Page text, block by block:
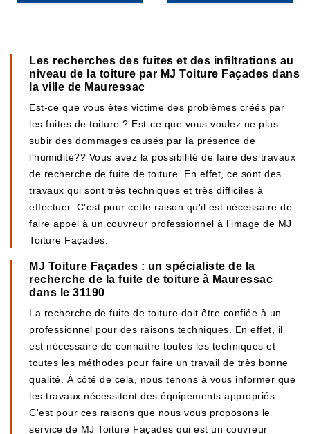
Les recherches des fuites et des infiltrations au
niveau de la toiture par MJ Toiture Façades dans
la ville de Mauressac
Est-ce que vous êtes victime des problèmes créés par
les fuites de toiture ? Est-ce que vous voulez ne plus
subir des dommages causés par la présence de
l'humidité?? Vous avez la possibilité de faire des travaux
de recherche de fuite de toiture. En effet, ce sont des
travaux qui sont très techniques et très difficiles à
effectuer. C'est pour cette raison qu'il est nécessaire de
faire appel à un couvreur professionnel à l'image de MJ
Toiture Façades.
MJ Toiture Façades : un spécialiste de la
recherche de la fuite de toiture à Mauressac
dans le 31190
La recherche de fuite de toiture doit être confiée à un
professionnel pour des raisons techniques. En effet, il
est nécessaire de connaître toutes les techniques et
toutes les méthodes pour faire un travail de très bonne
qualité. À côté de cela, nous tenons à vous informer que
les travaux nécessitent des équipements appropriés.
C'est pour ces raisons que nous vous proposons le
service de MJ Toiture Façades qui est un couvreur